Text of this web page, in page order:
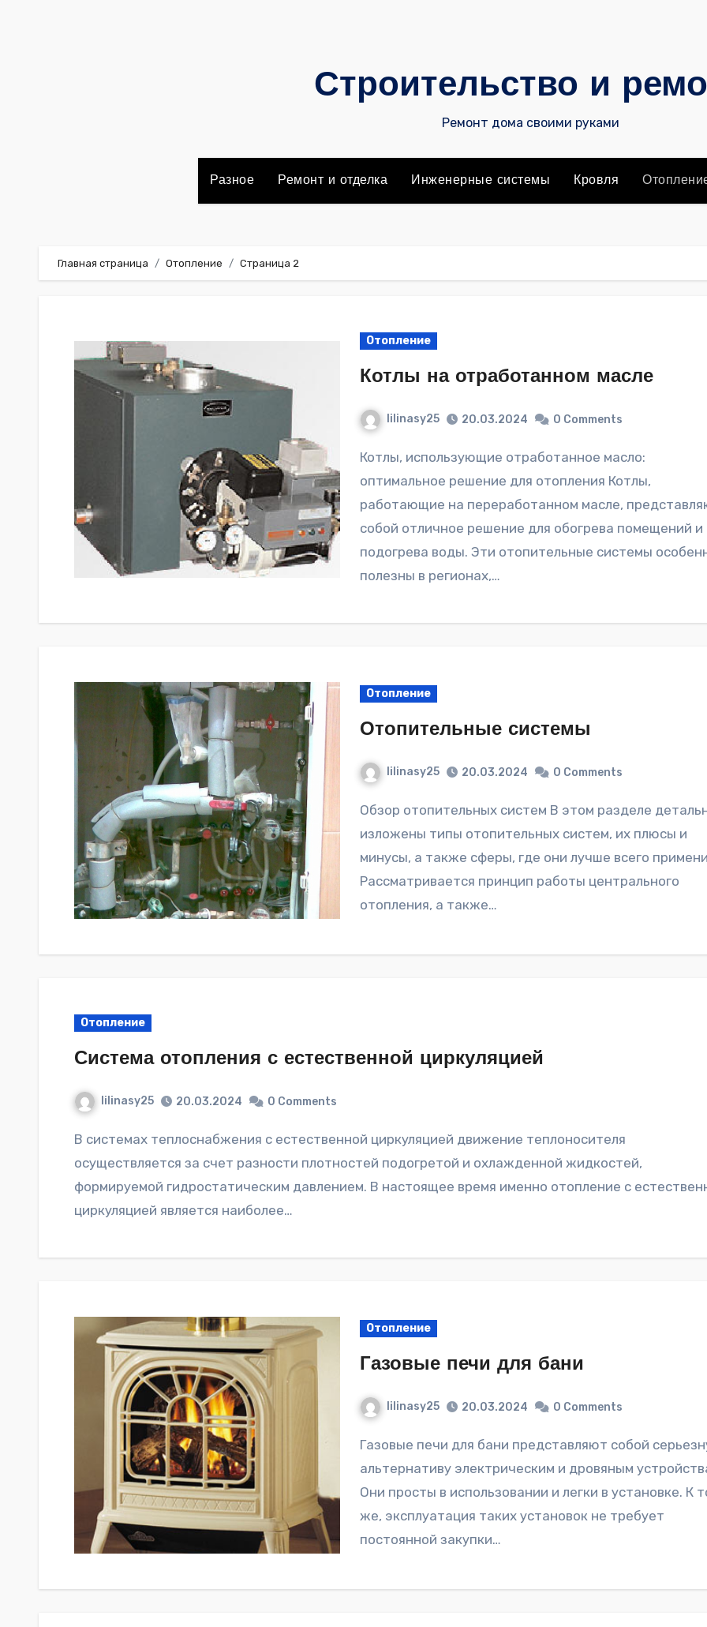
Строительство и
Ремонт дома своими руками
Разное Ремонт и отделка Инженерные системы Кровля
Главная страница Отопление Страница 2
Отопление
Котлы на отработанном масле
lilinasy25 20.03.2024 0 Comments
Котлы, использующие отработанное масло:
оптимальное решение для отопления Котлы,
работающие на переработанном масле,
собой отличное решение для обогрева помещений и
подогрева воды. Эти отопительные системы
полезны в регионах,…
Отопление
Отопительные системы
lilinasy25 20.03.2024 0 Comments
Обзор отопительных систем В этом разделе детально
изложены типы отопительных систем, их плюсы и
минусы, а также сферы, где они лучше всего
Рассматривается принцип работы центрального
отопления, а также…
Отопление
Система отопления с естественной циркуляцией
lilinasy25 20.03.2024 0 Comments
В системах теплоснабжения с естественной циркуляцией движение теплоносителя
осуществляется за счет разности плотностей подогретой и охлажденной жидкостей,
формируемой гидростатическим давлением. В настоящее время именно отопление с
циркуляцией является наиболее…
Отопление
Газовые печи для бани
lilinasy25 20.03.2024 0 Comments
Газовые печи для бани представляют собой серьезную
альтернативу электрическим и дровяным
Они просты в использовании и легки в установке. К
же, эксплуатация таких установок не требует
постоянной закупки…